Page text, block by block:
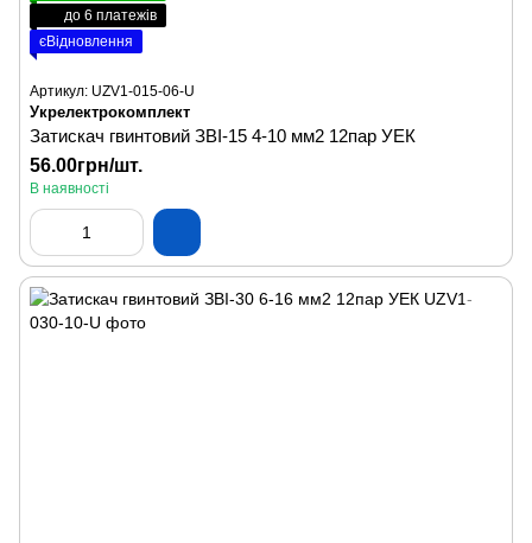
до 6 платежів
єВідновлення
Артикул: UZV1-015-06-U
Укрелектрокомплект
Затискач гвинтовий ЗВІ-15 4-10 мм2 12пар УЕК
56.00грн/шт.
В наявності